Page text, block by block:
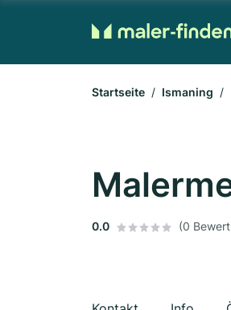
Startseite Ismaning
0.0 (0